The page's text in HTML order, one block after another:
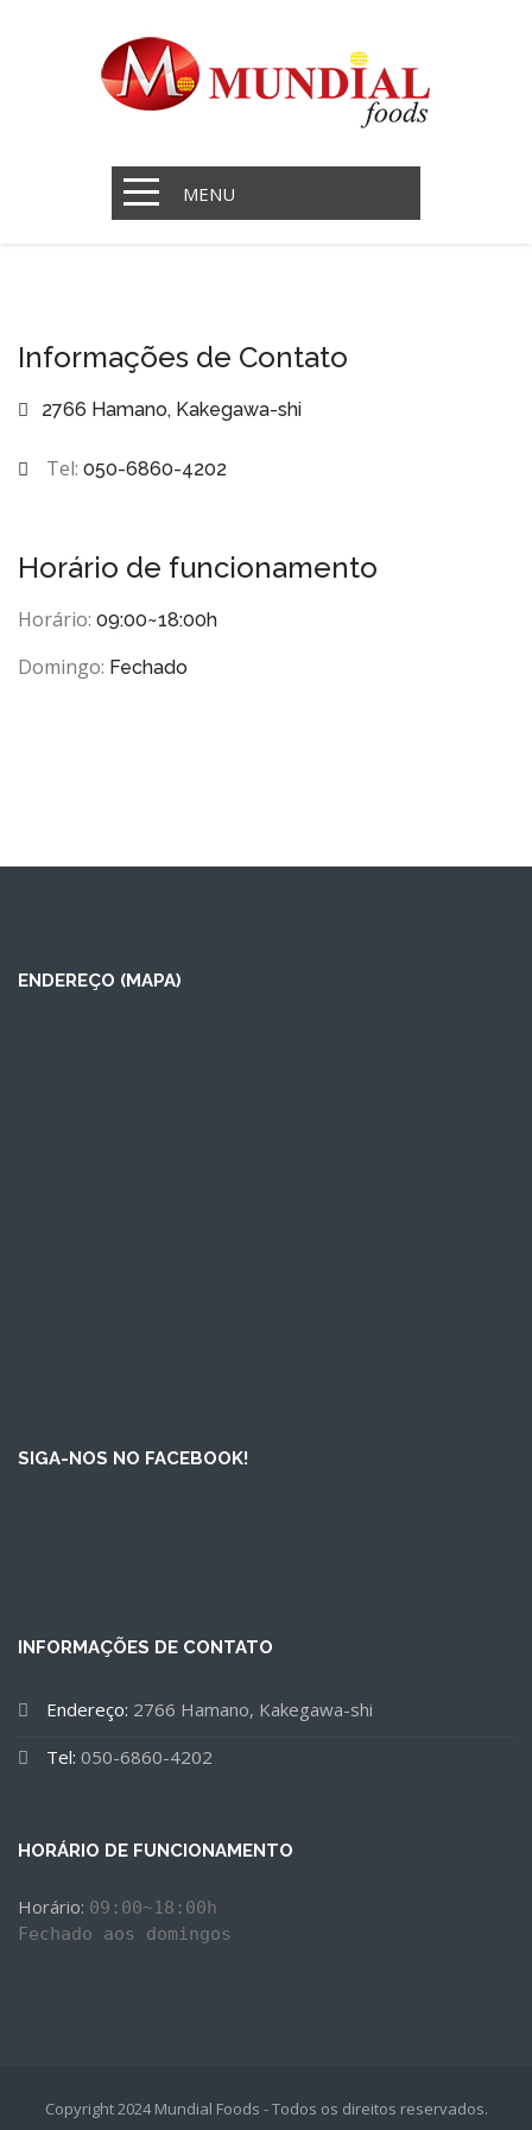
MENU
Informações de Contato
2766 Hamano, Kakegawa-shi
Tel: 050-6860-4202
Horário de funcionamento
Horário: 09:00~18:00h
Domingo: Fechado
ENDEREÇO (MAPA)
SIGA-NOS NO FACEBOOK!
INFORMAÇÕES DE CONTATO
Endereço: 2766 Hamano, Kakegawa-shi
Tel: 050-6860-4202
HORÁRIO DE FUNCIONAMENTO
Horário: 09:00~18:00h
Fechado aos domingos
Copyright 2024 Mundial Foods - Todos os direitos reservados.